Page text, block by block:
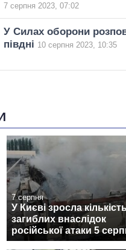
7 серпня 2023, 07:02
У Силах оборони
півдні 10 серпня 2023, 10:35
7 серпня
У Києві зросла
загиблих внаслідок
російської атаки 5